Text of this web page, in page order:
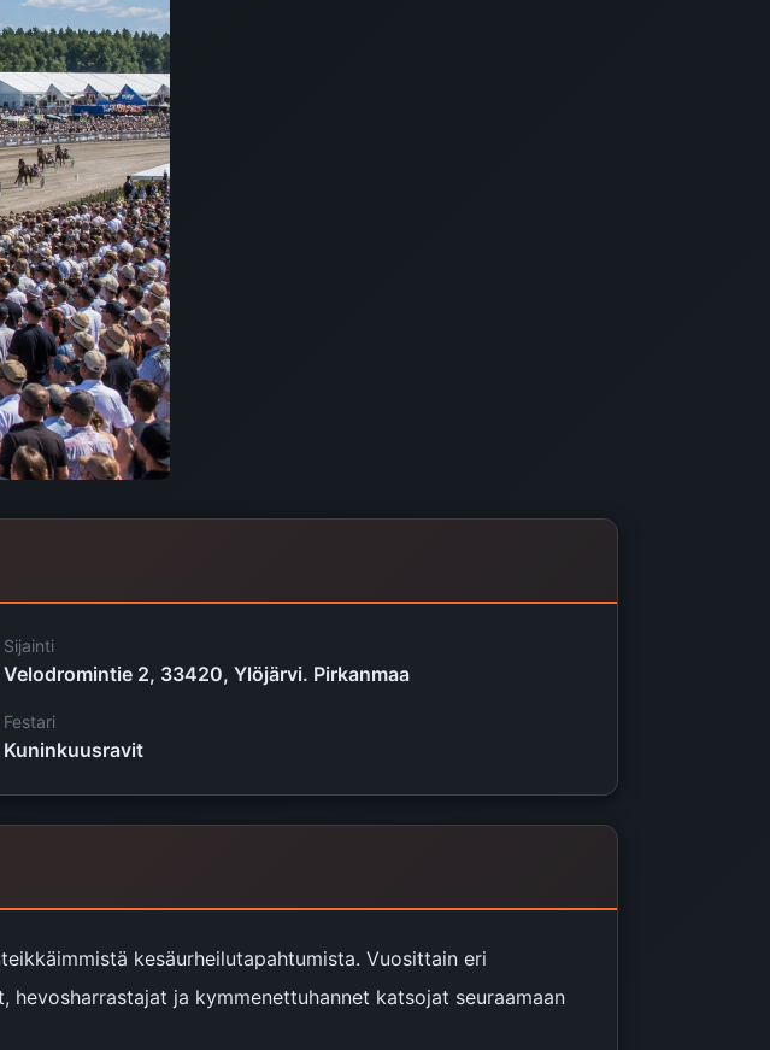
Sijainti
Velodromintie 2, 33420, Ylöjärvi. Pirkanmaa
Festari
Kuninkuusravit
kesäurheilutapahtumista. Vuosittain eri
ja kymmenettuhannet katsojat seuraamaan